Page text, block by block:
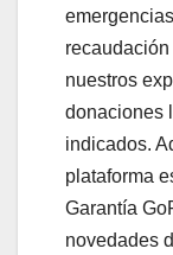
nuestros
donaciones
indicados.
plataforma
Garantía
novedades